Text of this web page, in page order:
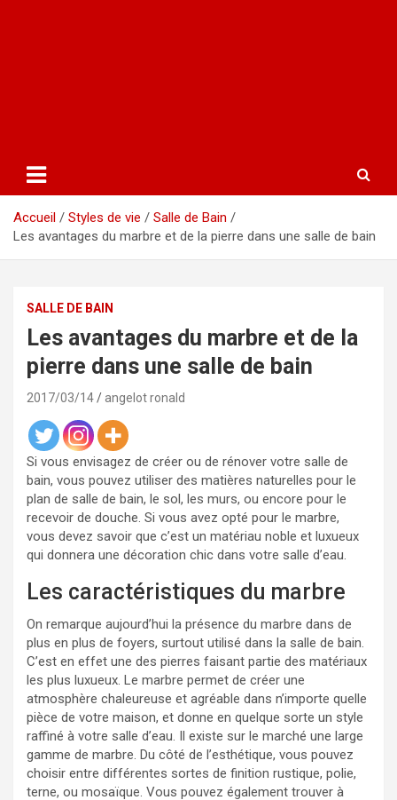
Accueil Styles de vie
Salle de Bain
Les avantages du marbre et de la pierre dans une salle de bain
SALLE DE BAIN
Les avantages du marbre et de la
pierre dans une salle de bain
2017/03/14 angelot ronald
Si vous envisagez de créer ou de rénover votre salle de
bain, vous pouvez utiliser des matières naturelles pour le
plan de salle de bain, le sol, les murs, ou encore pour le
recevoir de douche. Si vous avez opté pour le marbre,
vous devez savoir que c’est un matériau noble et luxueux
qui donnera une décoration chic dans votre salle d’eau.
Les caractéristiques du marbre
On remarque aujourd’hui la présence du marbre dans de
plus en plus de foyers, surtout utilisé dans la salle de bain.
C’est en effet une des pierres faisant partie des matériaux
les plus luxueux. Le marbre permet de créer une
atmosphère chaleureuse et agréable dans n’importe quelle
pièce de votre maison, et donne en quelque sorte un style
raffiné à votre salle d’eau. Il existe sur le marché une large
gamme de marbre. Du côté de l’esthétique, vous pouvez
choisir entre différentes sortes de finition rustique, polie,
terne, ou mosaïque. Vous pouvez également trouver à